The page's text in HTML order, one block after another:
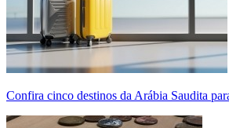
Confira cinco destinos da Arábia Saudita